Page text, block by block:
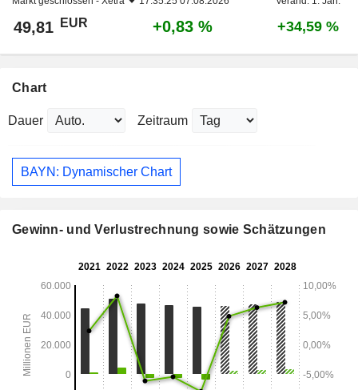
49,81 EUR +0,83 % +34,59 %
Chart
Dauer Zeitraum
BAYN: Dynamischer Chart
Gewinn- und Verlustrechnung sowie Schätzungen